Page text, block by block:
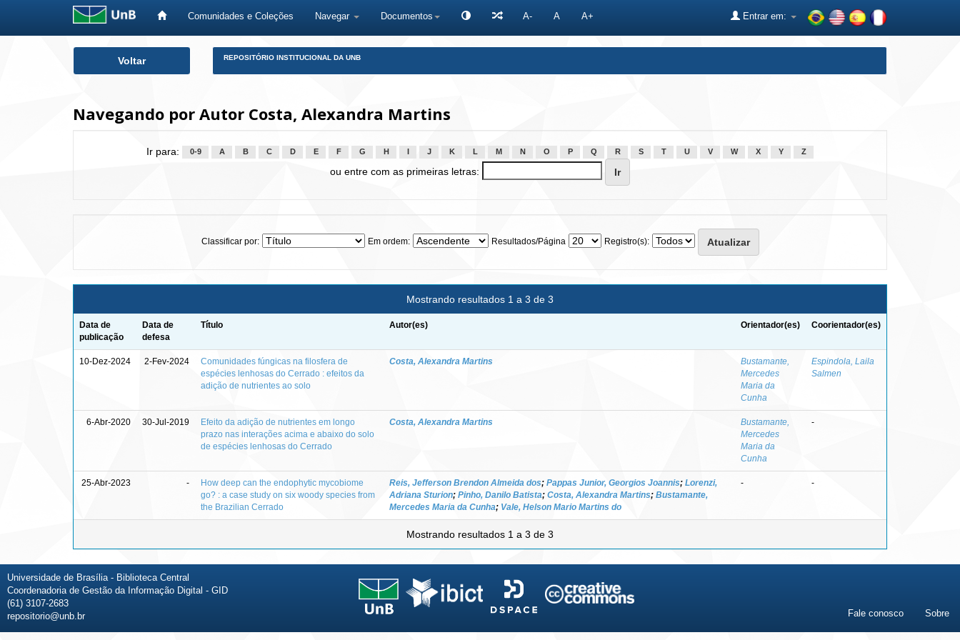
Comunidades e Coleções Navegar Documentos A- A A+ Entrar em:
Voltar REPOSITÓRIO INSTITUCIONAL DA UNB
Navegando por Autor Costa, Alexandra Martins
Ir para: 0-9 A B C D E F G H J K L M N O P Q R S T U V W X Y Z
ou entre com as primeiras letras:
Classificar por: Em ordem: Resultados/Página Registro(s):
Mostrando resultados 1 a 3 de 3
Data de
publicação
Data de
defesa
Título Autor(es) Orientador(es) Coorientador(es)
10-Dez-2024 2-Fev-2024
Comunidades fúngicas na filosfera de
espécies lenhosas do Cerrado : efeitos da
adição de nutrientes ao solo
Costa, Alexandra Martins
Bustamante,
Mercedes
Maria da
Cunha
Espindola, Laila
Salmen
6-Abr-2020 30-Jul-2019
Efeito da adição de nutrientes em longo
prazo nas interações acima e abaixo do solo
de espécies lenhosas do Cerrado
Costa, Alexandra Martins
Bustamante,
Mercedes
Maria da
Cunha
-
25-Abr-2023 -
How deep can the endophytic mycobiome
go? : a case study on six woody species from
the Brazilian Cerrado
Reis, Jefferson Brendon Almeida dos; Pappas Junior, Georgios Joannis; Lorenzi,
Adriana Sturion; Pinho, Danilo Batista; Costa, Alexandra Martins; Bustamante,
Mercedes Maria da Cunha; Vale, Helson Mario Martins do
- -
Mostrando resultados 1 a 3 de 3
Universidade de Brasília - Biblioteca Central
Coordenadoria de Gestão da Informação Digital - GID
(61) 3107-2683
repositorio@unb.br
Fale conosco Sobre